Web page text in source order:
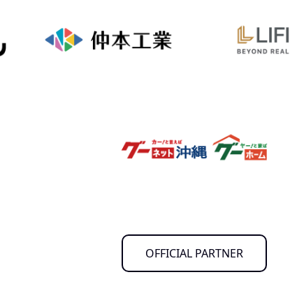
OFFICIAL PARTNER